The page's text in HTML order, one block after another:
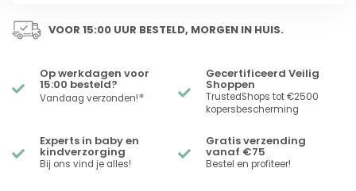
VOOR 15:00 UUR BESTELD, MORGEN IN HUIS.
Op werkdagen voor
15:00 besteld?
Vandaag verzonden!*
Gecertificeerd Veilig
Shoppen
TrustedShops tot €2500
kopersbescherming
Experts in baby en
kindverzorging
Bij ons vind je alles!
Gratis verzending
vanaf €75
Bestel en profiteer!